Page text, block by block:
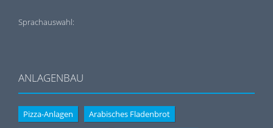
Sprachauswahl:
ANLAGENBAU
Pizza-Anlagen
Arabisches Fladenbrot